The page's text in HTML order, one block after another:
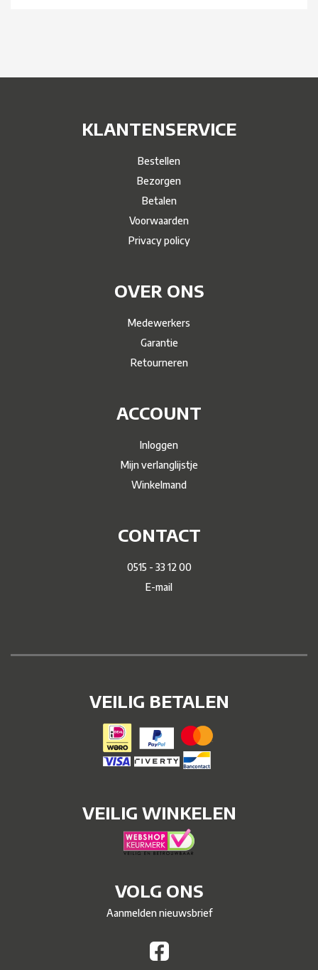
KLANTENSERVICE
Bestellen
Bezorgen
Betalen
Voorwaarden
Privacy policy
OVER ONS
Medewerkers
Garantie
Retourneren
ACCOUNT
Inloggen
Mijn verlanglijstje
Winkelmand
CONTACT
0515 - 33 12 00
E-mail
VEILIG BETALEN
VEILIG WINKELEN
VOLG ONS
Aanmelden nieuwsbrief